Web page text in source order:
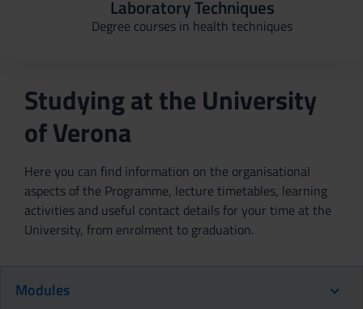
Laboratory Techniques
Degree courses in health techniques
Studying at the University
of Verona
Here you can find information on the organisational
aspects of the Programme, lecture timetables, learning
activities and useful contact details for your time at the
University, from enrolment to graduation.
Modules